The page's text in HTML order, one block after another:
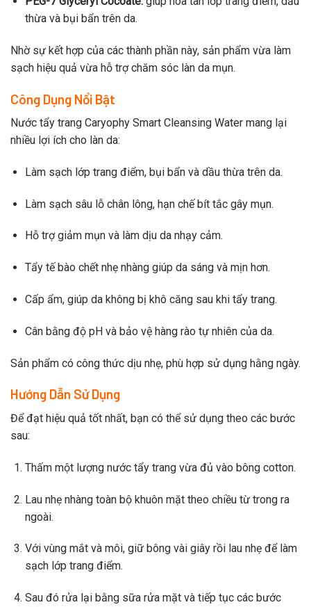
thừa và bụi bẩn trên da.
Nhờ sự kết hợp của các thành phần này, sản phẩm vừa làm
sạch hiệu quả vừa hỗ trợ chăm sóc làn da mụn.
Công Dụng Nổi Bật
Nước tẩy trang Caryophy Smart Cleansing Water mang lại
nhiều lợi ích cho làn da:
Làm sạch lớp trang điểm, bụi bẩn và dầu thừa trên da.
Làm sạch sâu lỗ chân lông, hạn chế bít tắc gây mụn.
Hỗ trợ giảm mụn và làm dịu da nhạy cảm.
Tẩy tế bào chết nhẹ nhàng giúp da sáng và mịn hơn.
Cấp ẩm, giúp da không bị khô căng sau khi tẩy trang.
Cân bằng độ pH và bảo vệ hàng rào tự nhiên của da.
Sản phẩm có công thức dịu nhẹ, phù hợp sử dụng hằng ngày.
Hướng Dẫn Sử Dụng
Để đạt hiệu quả tốt nhất, bạn có thể sử dụng theo các bước
sau:
Thấm một lượng nước tẩy trang vừa đủ vào bông cotton.
Lau nhẹ nhàng toàn bộ khuôn mặt theo chiều từ trong ra
ngoài.
Với vùng mắt và môi, giữ bông vài giây rồi lau nhẹ để làm
sạch lớp trang điểm.
Sau đó rửa lại bằng sữa rửa mặt và tiếp tục các bước